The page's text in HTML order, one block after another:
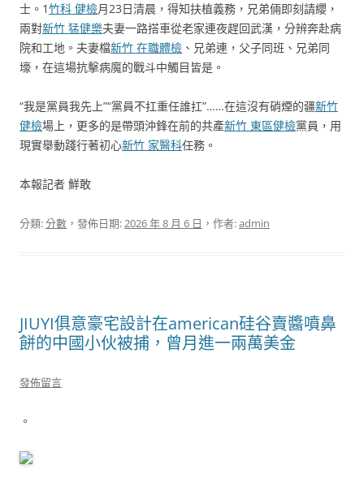
士。1竹科 健檢月23日清晨，得知扶植義務，兄弟倆即刻請纓，
兩對新竹 猛健樂夫妻一路搭車從老家連夜趕回武漢，分辨奔赴病
院和工地。夫妻檔新竹 在職體檢 、兄弟連，父子同班、兄弟同
壕，在這場抗擊病魔的戰斗中觸目皆是。
“我是黨員我先上”“黨員不扛重任誰扛”……在這沒有硝煙的疆新竹
健檢場上，更多的是帶頭沖鋒在前的共產新竹 東區健檢黨員，用
現實舉動踐行著初心新竹 家醫科任務。
本報記者 鮮敢
分類:分數 ，發佈日期:2026 年 8 月 6 日 ，作者:admin
JIUYI俱意豪宅設計在american硅谷賣醬噴鼻
餅的中國小伙被捕，曾月進一兩萬美金
發佈留言
。